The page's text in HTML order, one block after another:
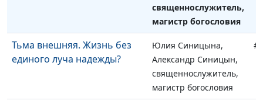
священнослужитель,
магистр богословия
Тьма внешняя. Жизнь без
единого луча надежды?
Юлия Синицына,
Александр Синицын,
священнослужитель,
магистр богословия